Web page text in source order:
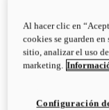
Al hacer clic en
cookies se guarden
sitio, analizar el uso
marketing.
Configuración